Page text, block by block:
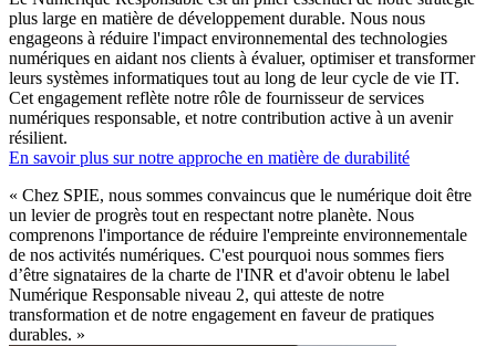
plus large en matière de développement durable. Nous nous
engageons à réduire l'impact environnemental des technologies
numériques en aidant nos clients à évaluer, optimiser et transformer
leurs systèmes informatiques tout au long de leur cycle de vie IT.
Cet engagement reflète notre rôle de fournisseur de services
numériques responsable, et notre contribution active à un avenir
résilient.
En savoir plus sur notre approche en matière de durabilité
« Chez SPIE, nous sommes convaincus que le numérique doit être
un levier de progrès tout en respectant notre planète. Nous
comprenons l'importance de réduire l'empreinte environnementale
de nos activités numériques. C'est pourquoi nous sommes fiers
d’être signataires de la charte de l'INR et d'avoir obtenu le label
Numérique Responsable niveau 2, qui atteste de notre
transformation et de notre engagement en faveur de pratiques
durables. »